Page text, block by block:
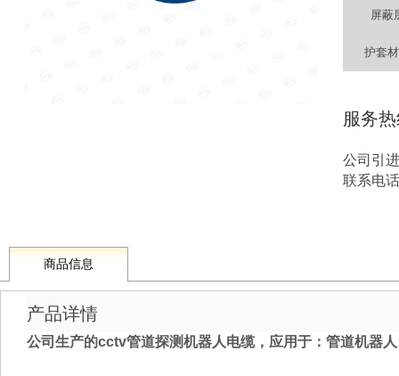
屏蔽
护套
服务
公司引
联系电
商品信息
产品详情
公司生产的cctv管道探测机器人电缆，应用于：管道机器